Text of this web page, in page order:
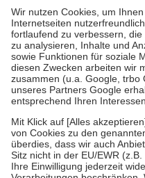
höchstens zehn Euro.
Es sind
Kosten der Leistung zu
Diese Regeln gelten
Bei Heilmitteln und häuslicher
Zuzahlung zehn Prozent der
Verordnung.
Um das Engagement der
stärken und die besondere
fallenkeine Zuzahlungenan bei:
• Kindern und Jugendlichen
mit Ausnahme der Fahrkosten
• Untersuchungen zur